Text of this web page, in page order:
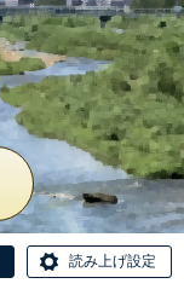
読み上げ設定